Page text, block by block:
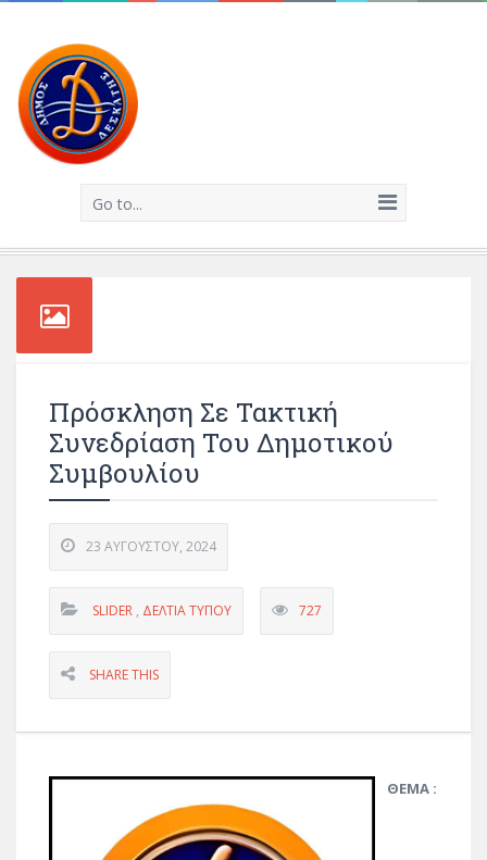
Go to...
Πρόσκληση Σε Τακτική
Συνεδρίαση Του Δημοτικού
Συμβουλίου
23 ΑΥΓΟΎΣΤΟΥ, 2024
SLIDER , ΔΕΛΤΊΑ ΤΎΠΟΥ 727
SHARE THIS
ΘΕΜΑ :